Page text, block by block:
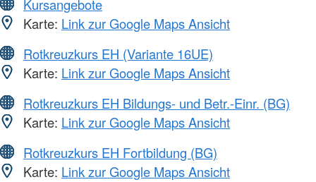
Kursangebote
Karte: Link zur Google Maps Ansicht
Rotkreuzkurs EH (Variante 16UE)
Karte: Link zur Google Maps Ansicht
Rotkreuzkurs EH Bildungs- und Betr.-Einr. (BG)
Karte: Link zur Google Maps Ansicht
Rotkreuzkurs EH Fortbildung (BG)
Karte: Link zur Google Maps Ansicht